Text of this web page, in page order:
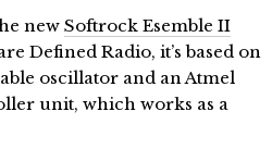
new Softrock Esemble II
Defined Radio, it’s based on
oscillator and an Atmel
unit, which works as a